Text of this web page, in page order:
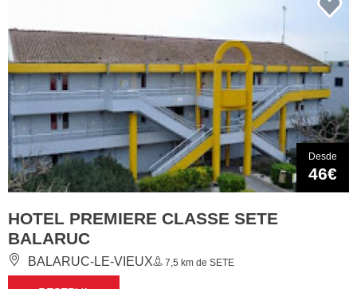
Desde
46€
HOTEL PREMIERE CLASSE SETE
BALARUC
BALARUC-LE-VIEUX 7,5 km de SETE